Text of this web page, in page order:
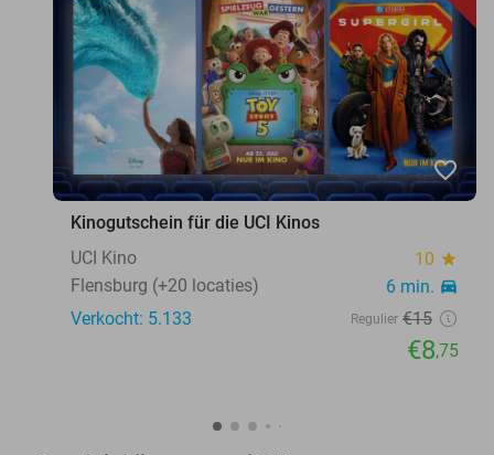
favorite_border
Kinogutschein für die UCI Kinos
UCI Kino
10 star
Flensburg (+20 locaties) 6 min. directions_car
Verkocht: 5.133 Regulier €15
€8,75